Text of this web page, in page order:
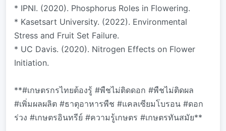
* IPNI. (2020). Phosphorus Roles in Flowering.
* Kasetsart University. (2022). Environmental
Stress and Fruit Set Failure.
* UC Davis. (2020). Nitrogen Effects on Flower
Initiation.
**#เกษตรกรไทยต้องรู้ #พืชไม่ติดดอก #พืชไม่ติดผล
#เพิ่มผลผลิต #ธาตุอาหารพืช #แคลเซียมโบรอน #ดอก
ร่วง #เกษตรอินทรีย์ #ความรู้เกษตร #เกษตรทันสมัย**